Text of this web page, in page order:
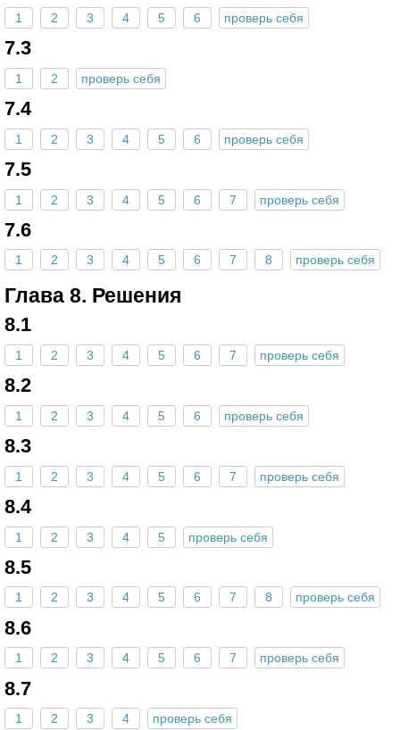
1 2 3 4 5 6 проверь себя
7.3
1 2 проверь себя
7.4
1 2 3 4 5 6 проверь себя
7.5
1 2 3 4 5 6 7 проверь себя
7.6
1 2 3 4 5 6 7 8 проверь себя
Глава 8. Решения
8.1
1 2 3 4 5 6 7 проверь себя
8.2
1 2 3 4 5 6 проверь себя
8.3
1 2 3 4 5 6 7 проверь себя
8.4
1 2 3 4 5 проверь себя
8.5
1 2 3 4 5 6 7 8 проверь себя
8.6
1 2 3 4 5 6 7 проверь себя
8.7
1 2 3 4 проверь себя